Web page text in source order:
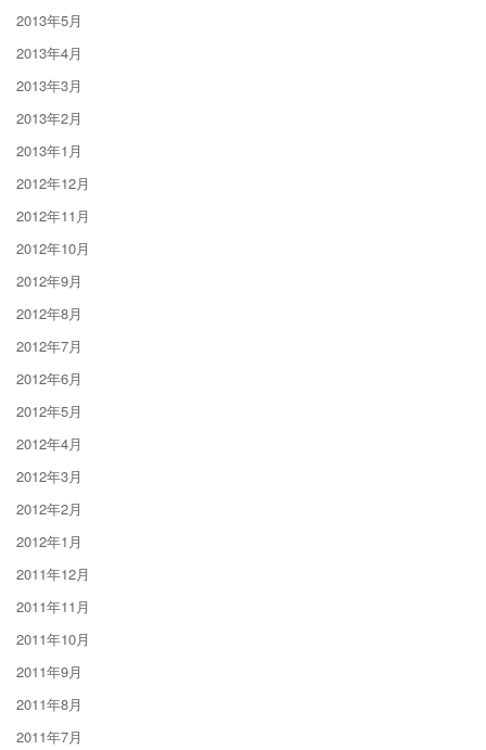
2013年5月
2013年4月
2013年3月
2013年2月
2013年1月
2012年12月
2012年11月
2012年10月
2012年9月
2012年8月
2012年7月
2012年6月
2012年5月
2012年4月
2012年3月
2012年2月
2012年1月
2011年12月
2011年11月
2011年10月
2011年9月
2011年8月
2011年7月